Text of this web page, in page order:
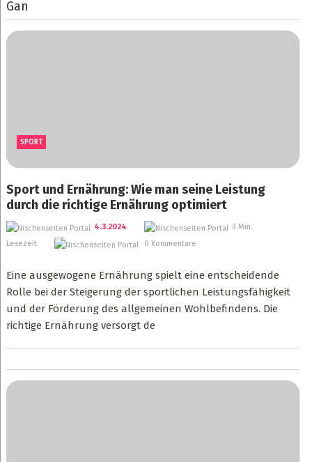
Gan
SPORT
Sport und Ernährung: Wie man seine Leistung
durch die richtige Ernährung optimiert
4.3.2024
3 Min.
Lesezeit
0 Kommentare
Eine ausgewogene Ernährung spielt eine entscheidende
Rolle bei der Steigerung der sportlichen Leistungsfähigkeit
und der Förderung des allgemeinen Wohlbefindens. Die
richtige Ernährung versorgt de